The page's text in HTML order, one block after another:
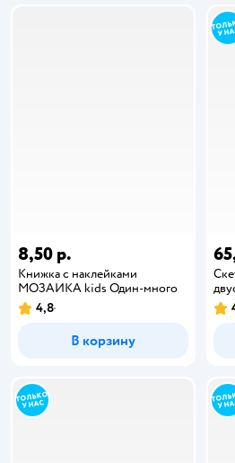
8,50 р.
Книжка с наклейками
МОЗАИКА kids Один-много
4,8
В корзину